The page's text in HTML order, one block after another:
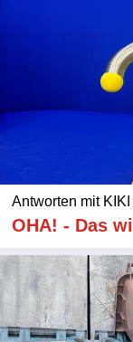
Antworten mit
OHA! - Das